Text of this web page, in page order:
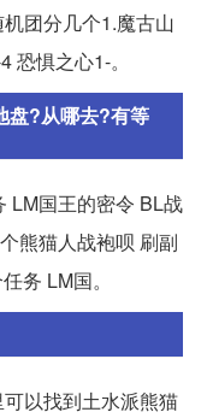
团分几个1.魔古山
恐惧之心1-。
盘?从哪去?有等
LM国王的密令 BL战
熊猫人战袍呗 刷副
务 LM国。
以找到土水派熊猫